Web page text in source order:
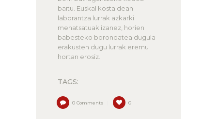
baitu. Euskal kostaldean
laborantza lurrak azkarki
mehatsatuak izanez, horien
babesteko borondatea dugula
erakusten dugu lurrak eremu
hortan erosiz.
TAGS:
0 Comments 0